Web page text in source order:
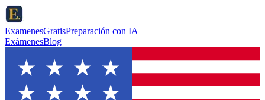
ExamenesGratisPreparación con IA
ExámenesBlog